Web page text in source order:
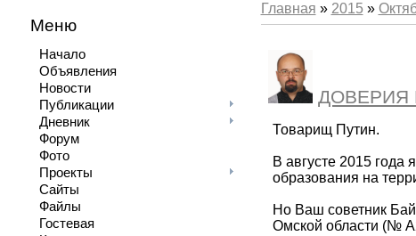
Меню
Начало
Объявления
Новости
Публикации
Дневник
Форум
Фото
Проекты
Сайты
Файлы
Гостевая
Главная » 2015 »
ДОВЕРИЯ
Товарищ Путин.
В августе 2015 года
образования на
Но Ваш советник
Омской области (№